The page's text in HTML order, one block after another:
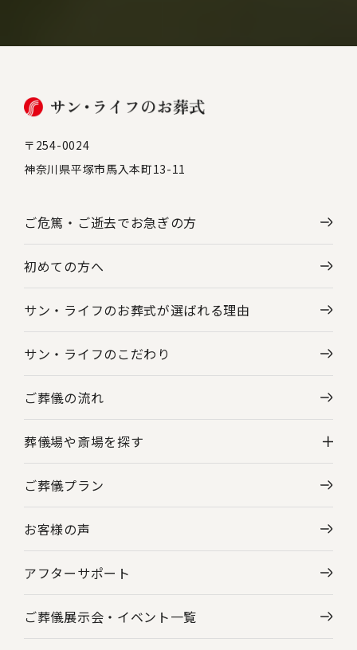
〒254-0024
神奈川県平塚市馬入本町13-11
ご危篤・ご逝去でお急ぎの方
初めての方へ
サン・ライフのお葬式が選ばれる理由
サン・ライフのこだわり
ご葬儀の流れ
葬儀場や斎場を探す
神奈川県の葬儀場・斎場一覧
東京都の葬儀場・斎場一覧
ご葬儀プラン
お客様の声
アフターサポート
ご葬儀展示会・ イベント一覧